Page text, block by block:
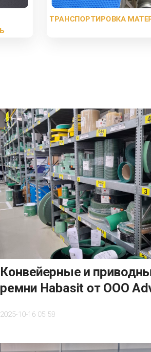
ТРАНСПОРТИРОВКА
Конвейерные и
ремни Habasit от OOO
2025-10-16 05:58